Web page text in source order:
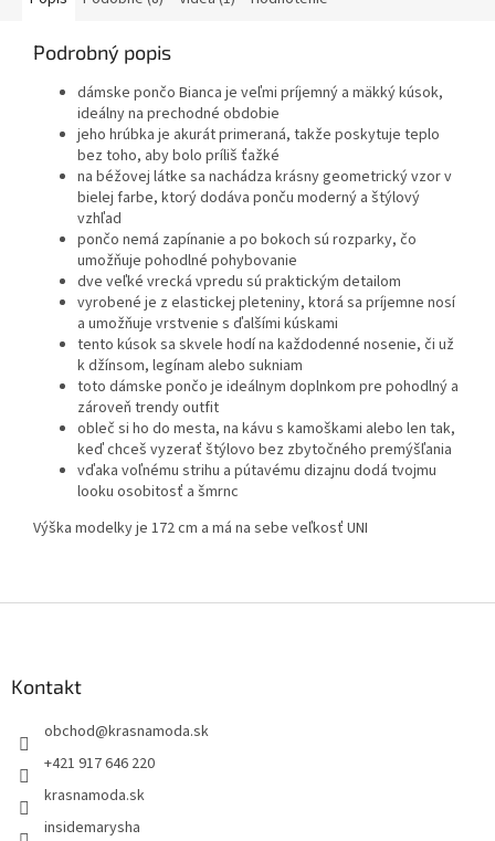
Podrobný popis
dámske pončo Bianca je veľmi príjemný a mäkký kúsok,
ideálny na prechodné obdobie
jeho hrúbka je akurát primeraná, takže poskytuje teplo
bez toho, aby bolo príliš ťažké
na béžovej látke sa nachádza krásny geometrický vzor v
bielej farbe, ktorý dodáva ponču moderný a štýlový
vzhľad
pončo nemá zapínanie a po bokoch sú rozparky, čo
umožňuje pohodlné pohybovanie
dve veľké vrecká vpredu sú praktickým detailom
vyrobené je z elastickej pleteniny, ktorá sa príjemne nosí
a umožňuje vrstvenie s ďalšími kúskami
tento kúsok sa skvele hodí na každodenné nosenie, či už
k džínsom, legínam alebo sukniam
toto dámske pončo je ideálnym doplnkom pre pohodlný a
zároveň trendy outfit
obleč si ho do mesta, na kávu s kamoškami alebo len tak,
keď chceš vyzerať štýlovo bez zbytočného premýšľania
vďaka voľnému strihu a pútavému dizajnu dodá tvojmu
looku osobitosť a šmrnc
Výška modelky je 172 cm a má na sebe veľkosť UNI
Kontakt
obchod@krasnamoda.sk
+421 917 646 220
krasnamoda.sk
insidemarysha